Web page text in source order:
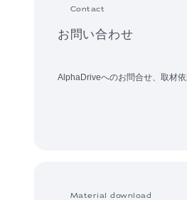
Contact
お問い合わせ
AlphaDriveへのお問合せ、取材
Material download